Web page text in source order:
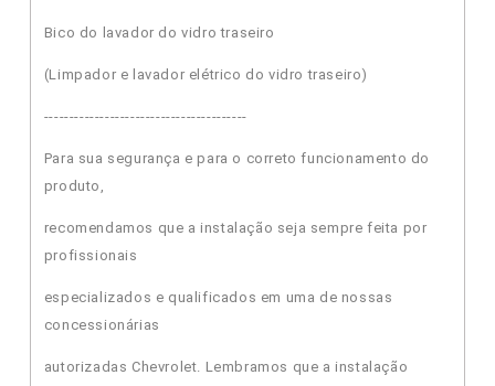
Bico do lavador do vidro traseiro
(Limpador e lavador elétrico do vidro traseiro)
----------------------------------------
Para sua segurança e para o correto funcionamento do
produto,
recomendamos que a instalação seja sempre feita por
profissionais
especializados e qualificados em uma de nossas
concessionárias
autorizadas Chevrolet. Lembramos que a instalação